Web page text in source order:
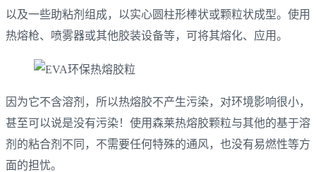
以及一些助粘剂组成，以实心圆柱形棒状或颗粒状成型。使用
热熔枪、喷雾器或其他胶装设备等，可将其熔化、应用。
因为它不含溶剂，所以热熔胶不产生污染，对环境影响很小，
甚至可以说是没有污染！使用森莱热熔胶颗粒与其他的基于溶
剂的粘合剂不同，不需要任何特殊的通风，也没有易燃性等方
面的担忧。